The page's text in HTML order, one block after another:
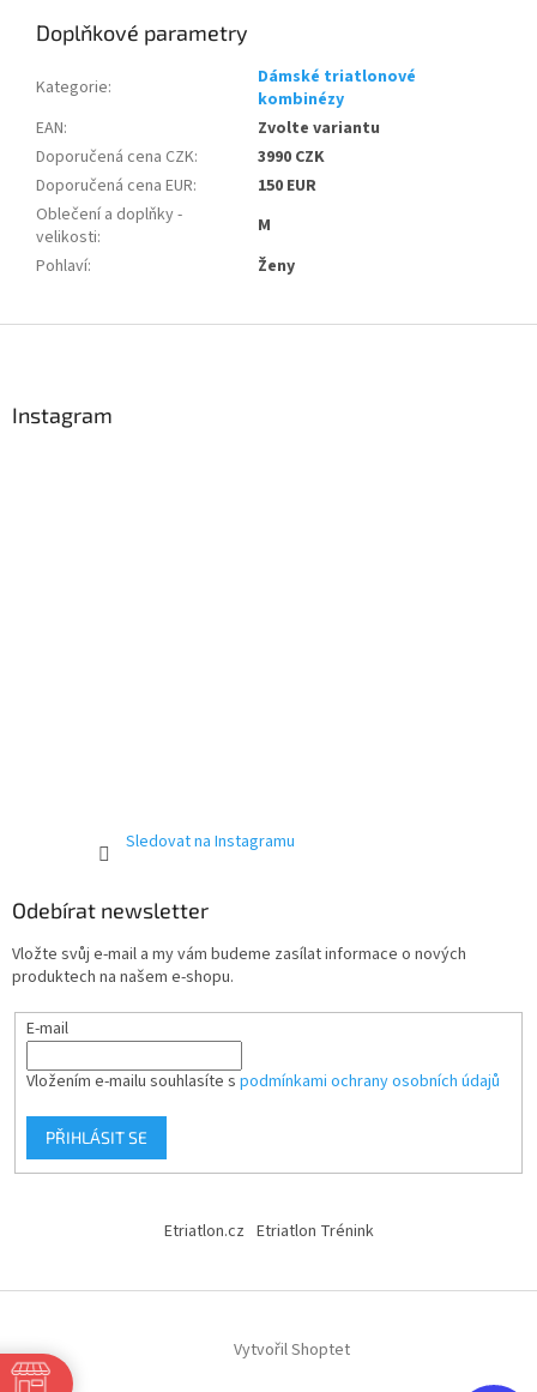
Doplňkové parametry
Kategorie:
Dámské triatlonové
kombinézy
EAN:
Zvolte variantu
Doporučená cena CZK:
3990 CZK
Doporučená cena EUR:
150 EUR
Oblečení a doplňky -
velikosti:
M
Pohlaví: Ženy
Instagram
Sledovat na Instagramu
Odebírat newsletter
Vložte svůj e-mail a my vám budeme zasílat informace o nových
produktech na našem e-shopu.
E-mail
Vložením e-mailu souhlasíte s podmínkami ochrany osobních údajů
PŘIHLÁSIT SE
Etriatlon.cz Etriatlon Trénink
Vytvořil Shoptet